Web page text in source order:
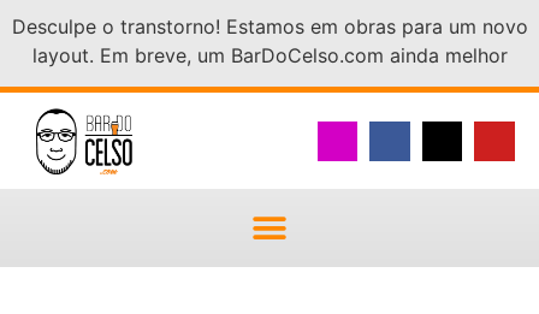
Desculpe o transtorno! Estamos em obras para um novo
layout. Em breve, um BarDoCelso.com ainda melhor